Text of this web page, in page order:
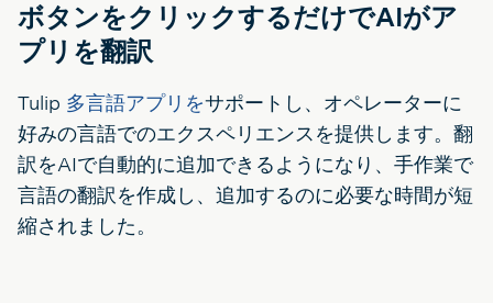
ボタンをクリックするだけでAIがア
プリを翻訳
Tulip 多言語アプリをサポートし、オペレーターに
好みの言語でのエクスペリエンスを提供します。翻
訳をAIで自動的に追加できるようになり、手作業で
言語の翻訳を作成し、追加するのに必要な時間が短
縮されました。